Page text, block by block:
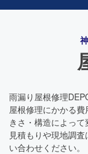
雨漏り屋根修理
屋根修理にかかる
きさ・構造によって
見積もりや現地調
い合わせください。